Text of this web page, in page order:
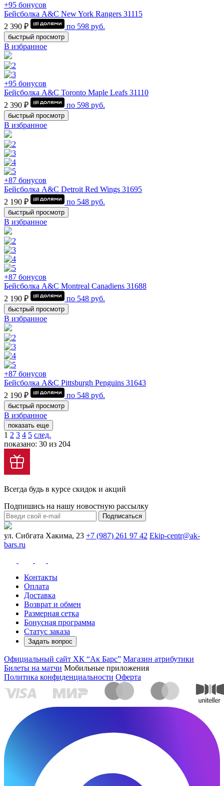
+95 бонусов
Бейсболка A&C New York Rangers 31115
2 390 ₽
по 598 руб.
быстрый просмотр
В избранное
+95 бонусов
Бейсболка A&C Toronto Maple Leafs 31110
2 390 ₽
по 598 руб.
быстрый просмотр
В избранное
+87 бонусов
Бейсболка A&C Detroit Red Wings 31695
2 190 ₽
по 548 руб.
быстрый просмотр
В избранное
+87 бонусов
Бейсболка A&C Montrеal Canadiens 31688
2 190 ₽
по 548 руб.
быстрый просмотр
В избранное
+87 бонусов
Бейсболка A&C Pittsburgh Penguins 31643
2 190 ₽
по 548 руб.
быстрый просмотр
В избранное
показать еще
1 2 3 4 5 след.
показано: 30 из 204
Всегда будь в курсе скидок и акций
Подпишись на нашу новостную рассылку
Подписаться
ул. Сибгата Хакима, 23 +7 (987) 261 97 42 Ekip-centr@ak-
bars.ru
Контакты
Оплата
Доставка
Возврат и обмен
Размерная сетка
Бонусная программа
Статус заказа
Задать вопрос
Официальный сайт ХК “Ак Барс” Магазин атрибутики
Билеты на матчи Мобильные приложения
Политика конфиденциальности Оферта